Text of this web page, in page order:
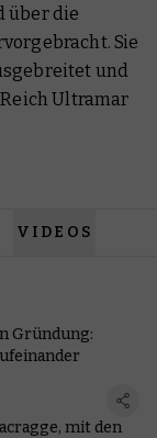
über die
Sie
und
Ultramar
VIDEOS
Gründung:
mit den